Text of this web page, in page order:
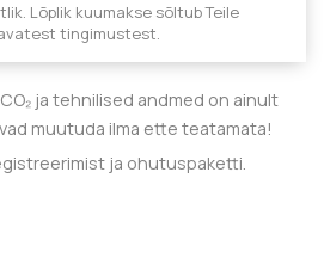
Lõplik kuumakse sõltub Teile
tingimustest.
ja tehnilised andmed on ainult
muutuda ilma ette teatamata!
ja ohutuspaketti.